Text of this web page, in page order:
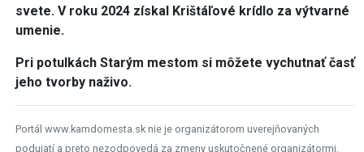
svete. V roku 2024 získal Krištáľové krídlo za výtvarné
umenie.
Pri potulkách Starým mestom si môžete vychutnať časť
jeho tvorby naživo.
Portál www.kamdomesta.sk nie je organizátorom uverejňovaných
podujatí a preto nezodpovedá za zmeny uskutočnené organizátormi.